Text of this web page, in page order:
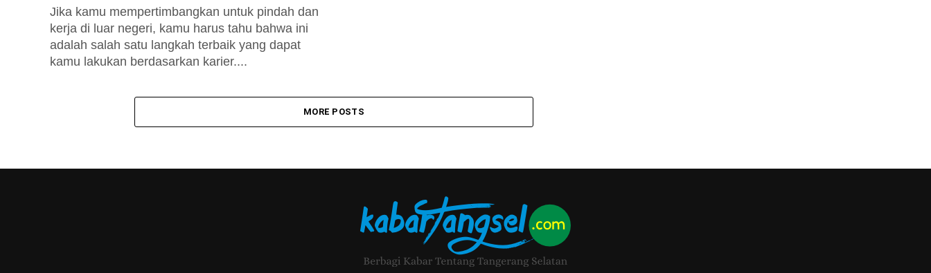
Jika kamu mempertimbangkan untuk pindah dan
kerja di luar negeri, kamu harus tahu bahwa ini
adalah salah satu langkah terbaik yang dapat
kamu lakukan berdasarkan karier....
MORE POSTS